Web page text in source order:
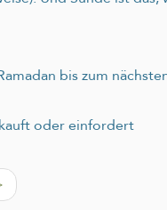
bis zum
oder einfordert